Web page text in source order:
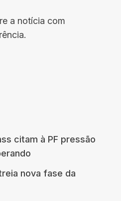
a notícia com
citam à PF pressão
nova fase da